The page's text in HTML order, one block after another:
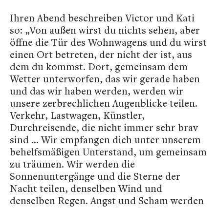
Ihren Abend beschreiben Victor und Kati
so: „Von außen wirst du nichts sehen, aber
öffne die Tür des Wohnwagens und du wirst
einen Ort betreten, der nicht der ist, aus
dem du kommst. Dort, gemeinsam dem
Wetter unterworfen, das wir gerade haben
und das wir haben werden, werden wir
unsere zerbrechlichen Augenblicke teilen.
Verkehr, Lastwagen, Künstler,
Durchreisende, die nicht immer sehr brav
sind ... Wir empfangen dich unter unserem
behelfsmäßigen Unterstand, um gemeinsam
zu träumen. Wir werden die
Sonnenuntergänge und die Sterne der
Nacht teilen, denselben Wind und
denselben Regen. Angst und Scham werden